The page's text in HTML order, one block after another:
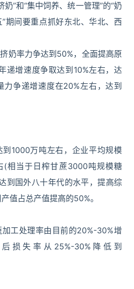
”和“集中饲养、统一管理”的“奶
期间要重点抓好东北、华北、西
奶率力争达到50%，全面提高原
递增速度争取达到10%左右，达
力争递增速度在20%左右，达到
到1000万吨左右，企业平均规模
(相当于日榨甘蔗3000吨规模糖
到国外八十年代的水平，提高综
值占总产值提高的50%。
加工处理率由目前的20%-30%增
损失率从25%-30%降低到